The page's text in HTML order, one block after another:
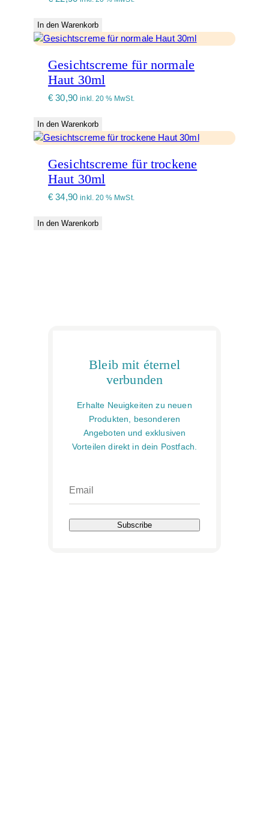
In den Warenkorb
Gesichtscreme für normale
Haut 30ml
€ 30,90 inkl. 20 % MwSt.
In den Warenkorb
Gesichtscreme für trockene
Haut 30ml
€ 34,90 inkl. 20 % MwSt.
In den Warenkorb
Bleib mit éternel
verbunden
Erhalte Neuigkeiten zu neuen
Produkten, besonderen
Angeboten und exklusiven
Vorteilen direkt in dein Postfach.
Subscribe